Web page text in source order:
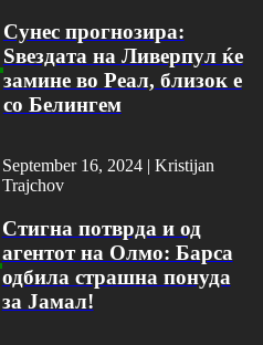
Сунес прогнозира:
Ѕвездата на Ливерпул ќе
замине во Реал, близок е
со Белингем
September 16, 2024 | Kristijan
Trajchov
Стигна потврда и од
агентот на Олмо: Барса
одбила страшна понуда
за Јамал!